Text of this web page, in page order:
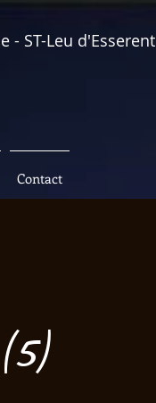
- ST-Leu d'Esserent
Contact